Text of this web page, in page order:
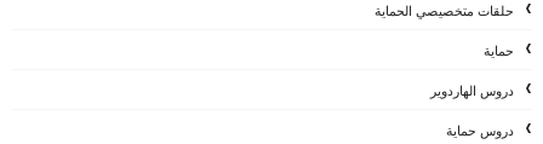
حلقات متخصيصي الحماية
حماية
دروس الهاردوير
دروس حماية